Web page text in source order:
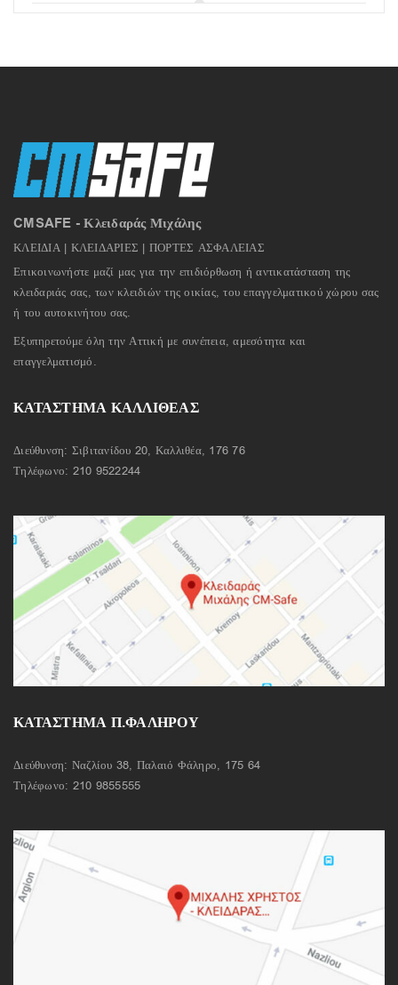
CMSAFE - Κλειδαράς Μιχάλης
ΚΛΕΙΔΙΑ | ΚΛΕΙΔΑΡΙΕΣ | ΠΟΡΤΕΣ ΑΣΦΑΛΕΙΑΣ
Επικοινωνήστε μαζί μας για την επιδιόρθωση ή αντικατάσταση της
κλειδαριάς σας, των κλειδιών της οικίας, του επαγγελματικού χώρου σας
ή του αυτοκινήτου σας.
Εξυπηρετούμε όλη την Αττική με συνέπεια, αμεσότητα και
επαγγελματισμό.
ΚΑΤΑΣΤΗΜΑ ΚΑΛΛΙΘΕΑΣ
Διεύθυνση: Σιβιτανίδου 20, Καλλιθέα, 176 76
Τηλέφωνο: 210 9522244
ΚΑΤΑΣΤΗΜΑ Π.ΦΑΛΗΡΟΥ
Διεύθυνση: Ναζλίου 38, Παλαιό Φάληρο, 175 64
Τηλέφωνο: 210 9855555